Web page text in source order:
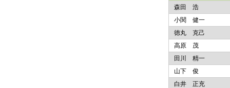
森田 浩
小関 健一
徳丸 克己
高原 茂
田川 精一
山下 俊
白井 正充